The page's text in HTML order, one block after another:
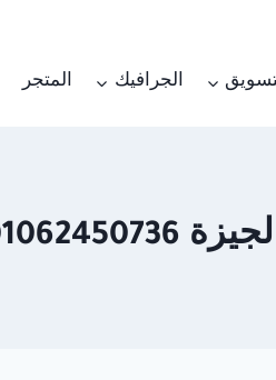
الجرافيك المتجر